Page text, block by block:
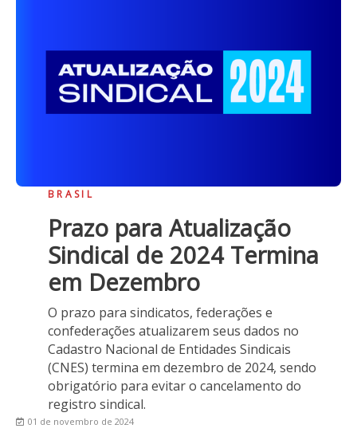
BRASIL
Prazo para Atualização
Sindical de 2024 Termina
em Dezembro
O prazo para sindicatos, federações e
confederações atualizarem seus dados no
Cadastro Nacional de Entidades Sindicais
(CNES) termina em dezembro de 2024, sendo
obrigatório para evitar o cancelamento do
registro sindical.
01 de novembro de 2024